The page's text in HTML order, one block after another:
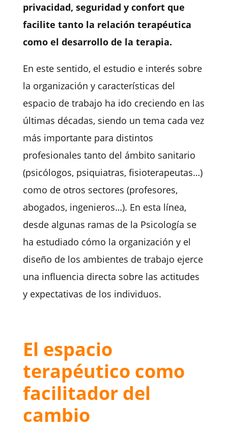
privacidad, seguridad y confort que
facilite tanto la relación terapéutica
como el desarrollo de la terapia.
En este sentido, el estudio e interés sobre
la organización y características del
espacio de trabajo ha ido creciendo en las
últimas décadas, siendo un tema cada vez
más importante para distintos
profesionales tanto del ámbito sanitario
(psicólogos, psiquiatras, fisioterapeutas…)
como de otros sectores (profesores,
abogados, ingenieros…). En esta línea,
desde algunas ramas de la Psicología se
ha estudiado cómo la organización y el
diseño de los ambientes de trabajo ejerce
una influencia directa sobre las actitudes
y expectativas de los individuos.
El espacio
terapéutico como
facilitador del
cambio